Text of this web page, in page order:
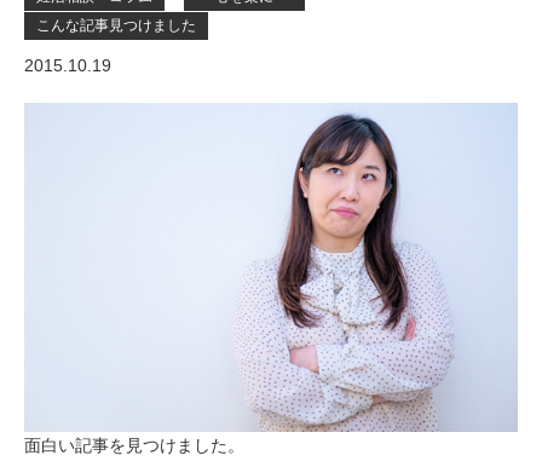
こんな記事見つけました
2015.10.19
面白い記事を見つけました。